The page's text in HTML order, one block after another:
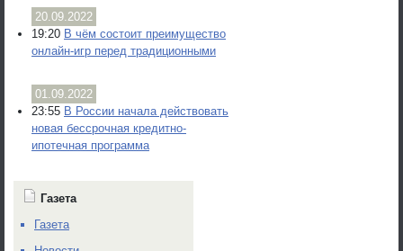
20.09.2022
19:20 В чём состоит преимущество
онлайн-игр перед традиционными
01.09.2022
23:55 В России начала действовать
новая бессрочная кредитно-
ипотечная программа
Газета
Газета